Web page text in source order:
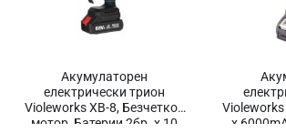
Акумулаторен
електрически трион
Violeworks XB-8, Безчетков
мотор, Батерии 2бр. х 10
Violeworks
х